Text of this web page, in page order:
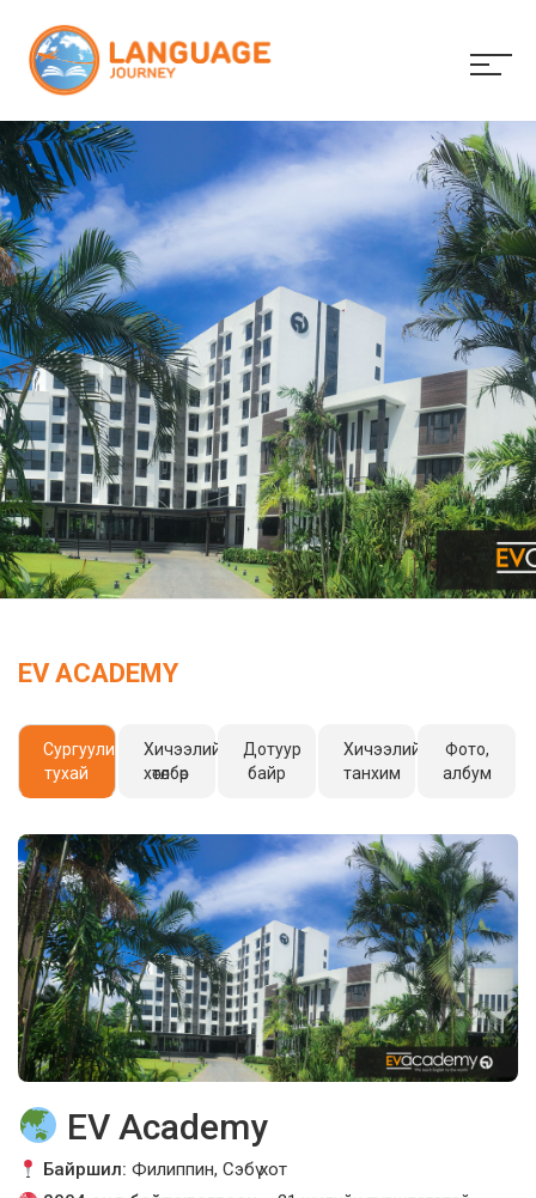
EV ACADEMY
Сургуулийн
тухай
Хичээлийн
хөтөлбөр
Дотуур
байр
Хичээлийн
танхим
Фото,
албум
EV Academy
Байршил: Филиппин, Сэбү хот